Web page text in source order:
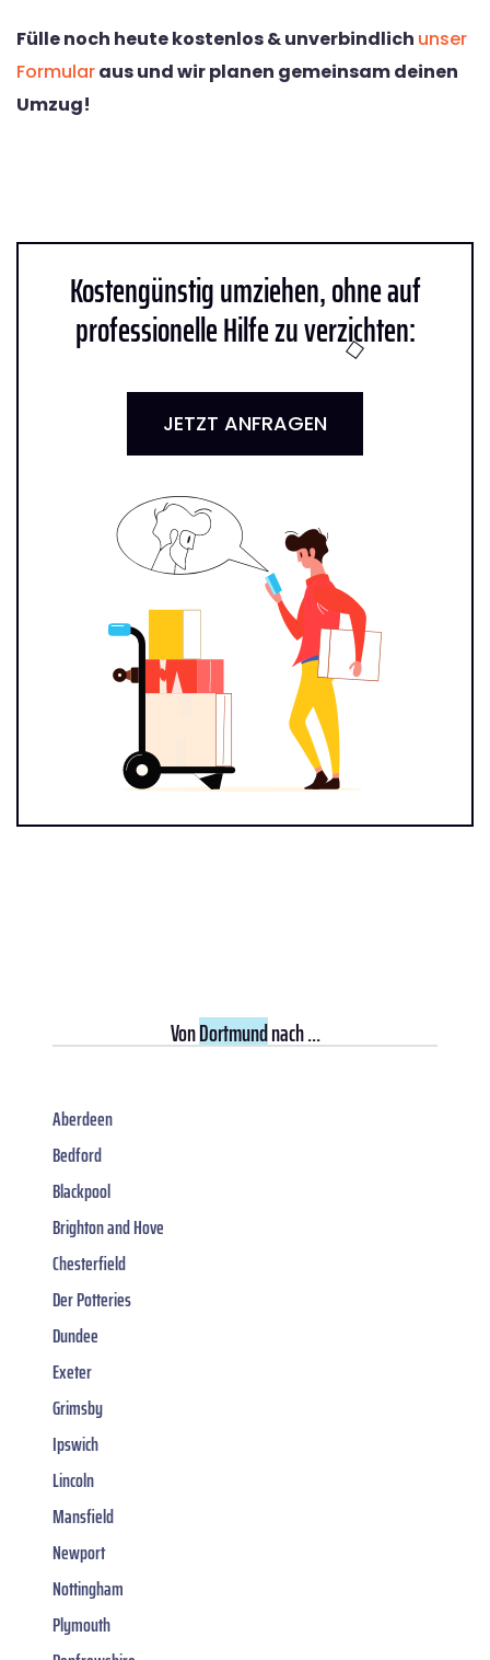
Fülle noch heute kostenlos & unverbindlich unser
Formularaus und wir planen gemeinsam deinen
Umzug!
Kostengünstig umziehen, ohne auf
professionelle Hilfe zu verzichten:
JETZT ANFRAGEN
VonDortmundnach ...
Aberdeen
Bedford
Blackpool
Brighton and Hove
Chesterfield
Der Potteries
Dundee
Exeter
Grimsby
Ipswich
Lincoln
Mansfield
Newport
Nottingham
Plymouth